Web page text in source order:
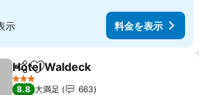
示 料金を表示
シェアお気に入りに追加
Hotel Waldeck
3 ホテルのランク
8.8 大満足
663